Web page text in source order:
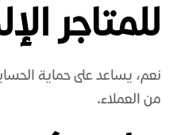
للمتاجر
نعم، يساعد على حماية
من العملاء.